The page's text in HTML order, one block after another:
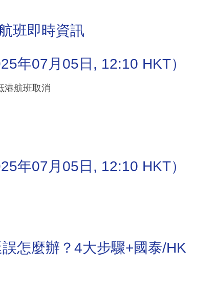
班即時資訊
年07月05日, 12:10 HKT）
港航班取消
年07月05日, 12:10 HKT）
怎麼辦？4大步驟+國泰/HK